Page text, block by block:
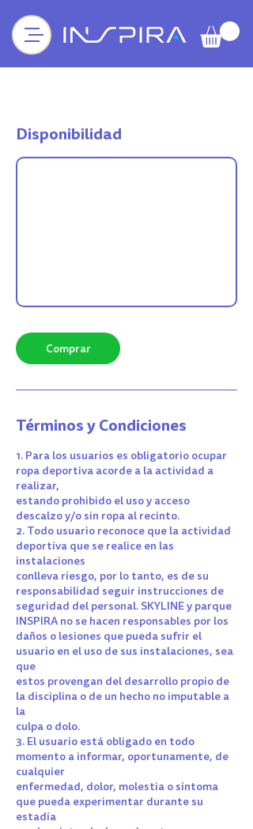
Disponibilidad
Comprar
Términos y Condiciones
1. Para los usuarios es obligatorio ocupar
ropa deportiva acorde a la actividad a
realizar,
estando prohibido el uso y acceso
descalzo y/o sin ropa al recinto.
2. Todo usuario reconoce que la actividad
deportiva que se realice en las
instalaciones
conlleva riesgo, por lo tanto, es de su
responsabilidad seguir instrucciones de
seguridad del personal. SKYLINE y parque
INSPIRA no se hacen responsables por los
daños o lesiones que pueda sufrir el
usuario en el uso de sus instalaciones, sea
que
estos provengan del desarrollo propio de
la disciplina o de un hecho no imputable a
la
culpa o dolo.
3. El usuario está obligado en todo
momento a informar, oportunamente, de
cualquier
enfermedad, dolor, molestia o síntoma
que pueda experimentar durante su
estadía